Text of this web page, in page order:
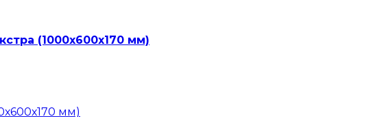
(1000х600х170 мм)